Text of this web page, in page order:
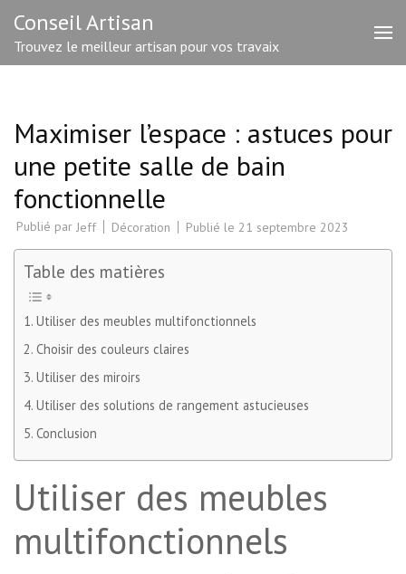
contenu
(Pressez
Conseil Artisan
Trouvez le meilleur artisan pour vos travaix
Maximiser l’espace : astuces pour
une petite salle de bain
fonctionnelle
Publié par Jeff Décoration Publié le 21 septembre 2023
Table des matières
Utiliser des meubles multifonctionnels
Choisir des couleurs claires
Utiliser des miroirs
Utiliser des solutions de rangement astucieuses
Conclusion
Utiliser des meubles
multifonctionnels